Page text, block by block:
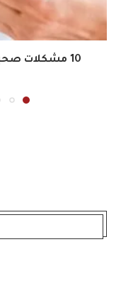
10 مشكلات صحية مزعجة عن الإفراط فى شرب...